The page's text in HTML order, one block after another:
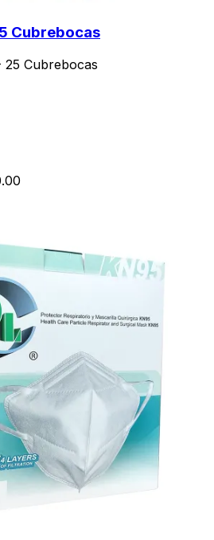
Cubrebocas
25 Cubrebocas